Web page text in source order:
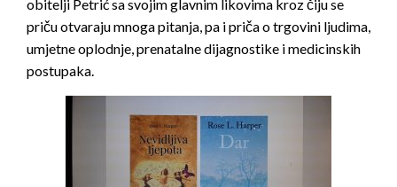
obitelji Petrić sa svojim glavnim likovima kroz čiju se
priču otvaraju mnoga pitanja, pa i priča o trgovini ljudima,
umjetne oplodnje, prenatalne dijagnostike i medicinskih
postupaka.